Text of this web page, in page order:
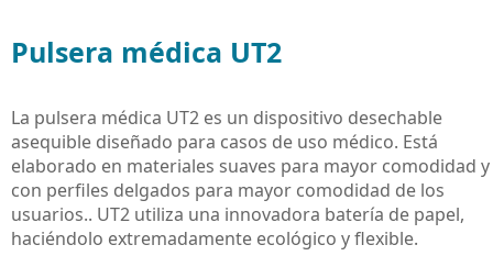
Pulsera médica UT2
La pulsera médica UT2 es un dispositivo desechable
asequible diseñado para casos de uso médico. Está
elaborado en materiales suaves para mayor comodidad y
con perfiles delgados para mayor comodidad de los
usuarios.. UT2 utiliza una innovadora batería de papel,
haciéndolo extremadamente ecológico y flexible.